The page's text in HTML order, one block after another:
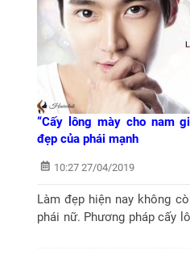
“Cấy lông mày cho nam
đẹp của phái mạnh
10:27 27/04/2019
Làm đẹp hiện nay không
phái nữ. Phương pháp cấy